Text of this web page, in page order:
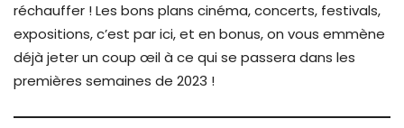
réchauffer ! Les bons plans cinéma, concerts, festivals,
expositions, c’est par ici, et en bonus, on vous emmène
déjà jeter un coup œil à ce qui se passera dans les
premières semaines de 2023 !